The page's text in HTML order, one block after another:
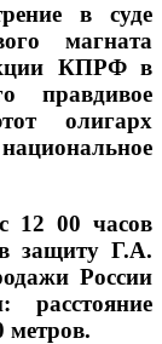
в суде
магната
КПРФ в
правдивое
олигарх
12 00 часов
защиту Г.А.
России
расстояние
метров.